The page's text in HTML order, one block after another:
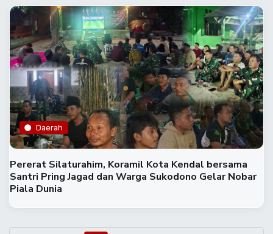
Daerah
Pererat Silaturahim, Koramil Kota Kendal bersama
Santri Pring Jagad dan Warga Sukodono Gelar Nobar
Piala Dunia